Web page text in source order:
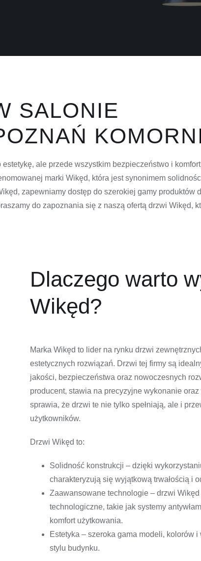
SALONIE
ale przede wszystkim bezpieczeństwo i
marki Wikęd, która jest synonimem
zapewniamy dostęp do szerokiej gamy produktów
do zapoznania się z naszą ofertą drzwi Wikęd,
Dlaczego warto
Wikęd?
Marka Wikęd to lider na rynku drzwi
estetycznych rozwiązań. Drzwi tej firmy są
jakości, bezpieczeństwa oraz nowoczesnych
producent, stawia na precyzyjne wykonanie
sprawia, że drzwi te nie tylko spełniają, ale i
użytkowników.
Drzwi Wikęd to:
Solidność konstrukcji – dzięki
charakteryzują się wyjątkową trwałością i
Zaawansowane technologie – drzwi
technologiczne, takie jak systemy
komfort użytkowania.
Estetyka – szeroka gama modeli, kolorów
stylu budynku.